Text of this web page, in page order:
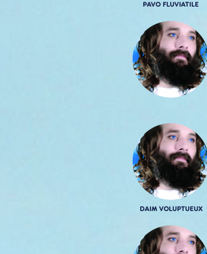
PAVO FLUVIATILE
DAIM VOLUPTUEUX